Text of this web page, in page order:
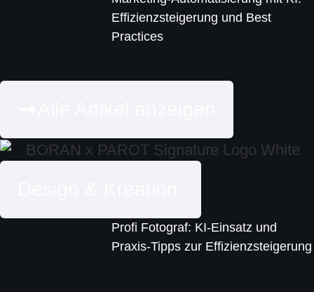
Effizienzsteigerung und Best
Practices
Profi Fotograf: KI-Einsatz und
Praxis-Tipps zur Effizienzsteigerung